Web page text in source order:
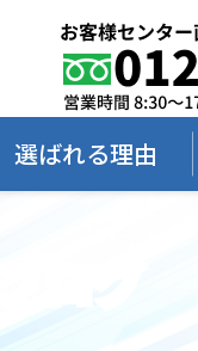
選ばれる理由
ログ